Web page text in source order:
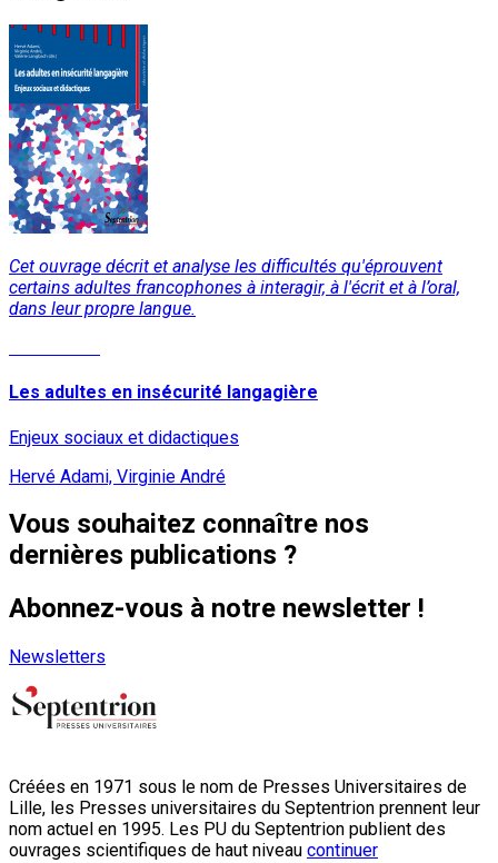
Cet ouvrage décrit et analyse les difficultés qu'éprouvent
certains adultes francophones à interagir, à l'écrit et à l’oral,
dans leur propre langue.
Les adultes en insécurité langagière
Enjeux sociaux et didactiques
Hervé Adami, Virginie André
Vous souhaitez connaître nos
dernières publications ?
Abonnez-vous à notre newsletter !
Newsletters
Créées en 1971 sous le nom de Presses Universitaires de
Lille, les Presses universitaires du Septentrion prennent leur
nom actuel en 1995. Les PU du Septentrion publient des
ouvrages scientifiques de haut niveau continuer